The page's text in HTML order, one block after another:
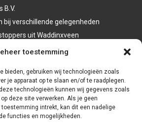
toestemming
bieden, gebruiken wij technologieën zoals
je apparaat op te slaan en/of te raadplegen.
technologieën kunnen wij gegevens zoals
deze site verwerken. Als je geen
intrekt, kan dit een nadelige
functies en mogelijkheden.
B.V.
bij verschillende gelegenheden
uit Waddinxveen